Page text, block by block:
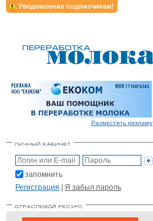
Уведомление подписчикам!
Разместить рекламу
запомнить
Регистрация | Я забыл пароль